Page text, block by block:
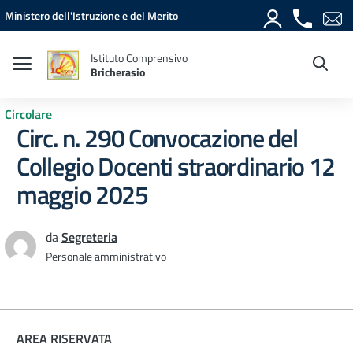
Vai ai contenuti
Vai al menu di navigazione
Vai al footer
Ministero dell'Istruzione e del Merito
Istituto Comprensivo
Bricherasio
Circolare
Circ. n. 290 Convocazione del
Collegio Docenti straordinario 12
maggio 2025
daSegreteria
Personale amministrativo
AREA RISERVATA